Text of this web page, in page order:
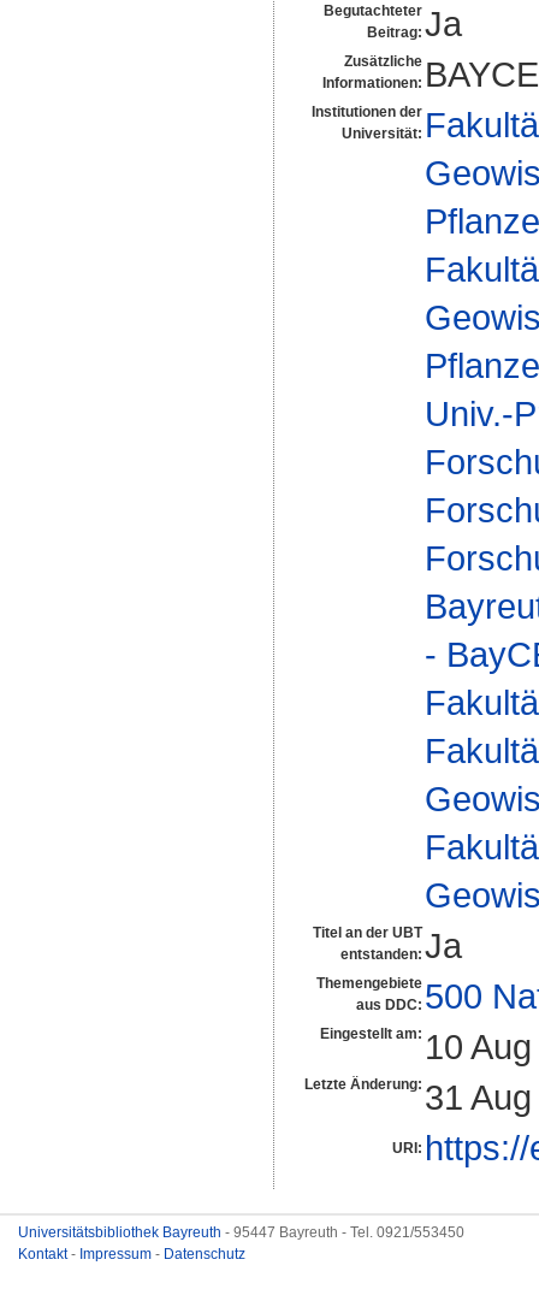
Begutachteter
Beitrag: Ja
Zusätzliche
Informationen:
Institutionen der
Universität:
Univ.-
-
Titel an der UBT
entstanden: Ja
Themengebiete
aus DDC: 500
Eingestellt am: 10
Letzte Änderung: 31
URI:
Universitätsbibliothek Bayreuth - 95447 Bayreuth - Tel. 0921/553450
Kontakt- Impressum - Datenschutz